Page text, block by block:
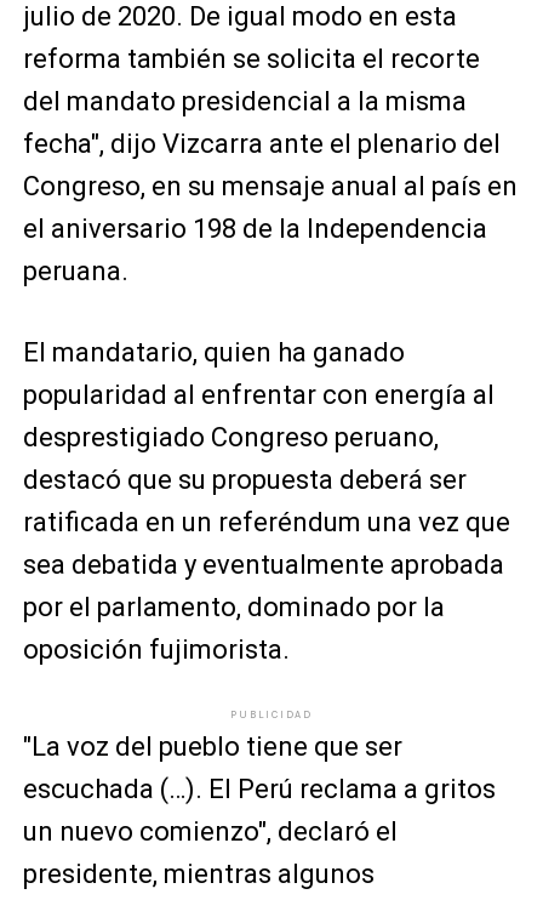
julio de 2020. De igual modo en esta
reforma también se solicita el recorte
del mandato presidencial a la misma
fecha", dijo Vizcarra ante el plenario del
Congreso, en su mensaje anual al país en
el aniversario 198 de la Independencia
peruana.
El mandatario, quien ha ganado
popularidad al enfrentar con energía al
desprestigiado Congreso peruano,
destacó que su propuesta deberá ser
ratificada en un referéndum una vez que
sea debatida y eventualmente aprobada
por el parlamento, dominado por la
oposición fujimorista.
PUBLICIDAD
"La voz del pueblo tiene que ser
escuchada (…). El Perú reclama a gritos
un nuevo comienzo", declaró el
presidente, mientras algunos